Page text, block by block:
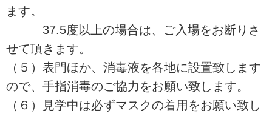
ます。
37.5度以上の場合は、ご入場をお断りさ
せて頂きます。
（５）表門ほか、消毒液を各地に設置致します
ので、手指消毒のご協力をお願い致します。
（６）見学中は必ずマスクの着用をお願い致し